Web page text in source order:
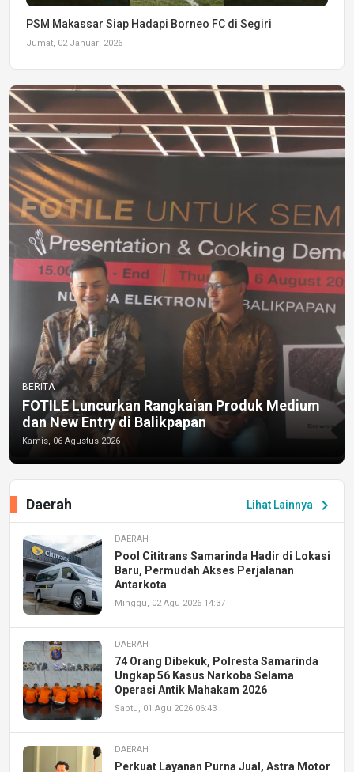
PSM Makassar Siap Hadapi Borneo FC di Segiri
Jumat, 02 Januari 2026
BERITA
FOTILE Luncurkan Rangkaian Produk Medium
dan New Entry di Balikpapan
Kamis, 06 Agustus 2026
Lihat Lainnya chevron_right
Daerah
DAERAH
Pool Cititrans Samarinda Hadir di Lokasi
Baru, Permudah Akses Perjalanan
Antarkota
Minggu, 02 Agu 2026 14:37
DAERAH
74 Orang Dibekuk, Polresta Samarinda
Ungkap 56 Kasus Narkoba Selama
Operasi Antik Mahakam 2026
Sabtu, 01 Agu 2026 06:43
DAERAH
Perkuat Layanan Purna Jual, Astra Motor